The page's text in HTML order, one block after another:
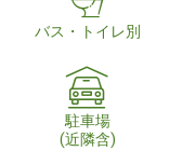
バス・トイレ別
駐車場
(近隣含)